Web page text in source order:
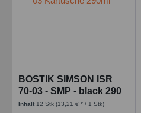
BOSTIK SIMSON ISR
70-03 - SMP - black 290
ml Kartusche
Inhalt 12 Stk(13,21 € * / 1 Stk)